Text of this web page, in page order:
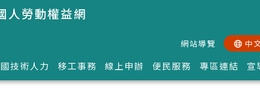
人勞動權益網
:::網站導覽 中
技術人力 移工事務 線上申辦 便民服務 專區連結 宣